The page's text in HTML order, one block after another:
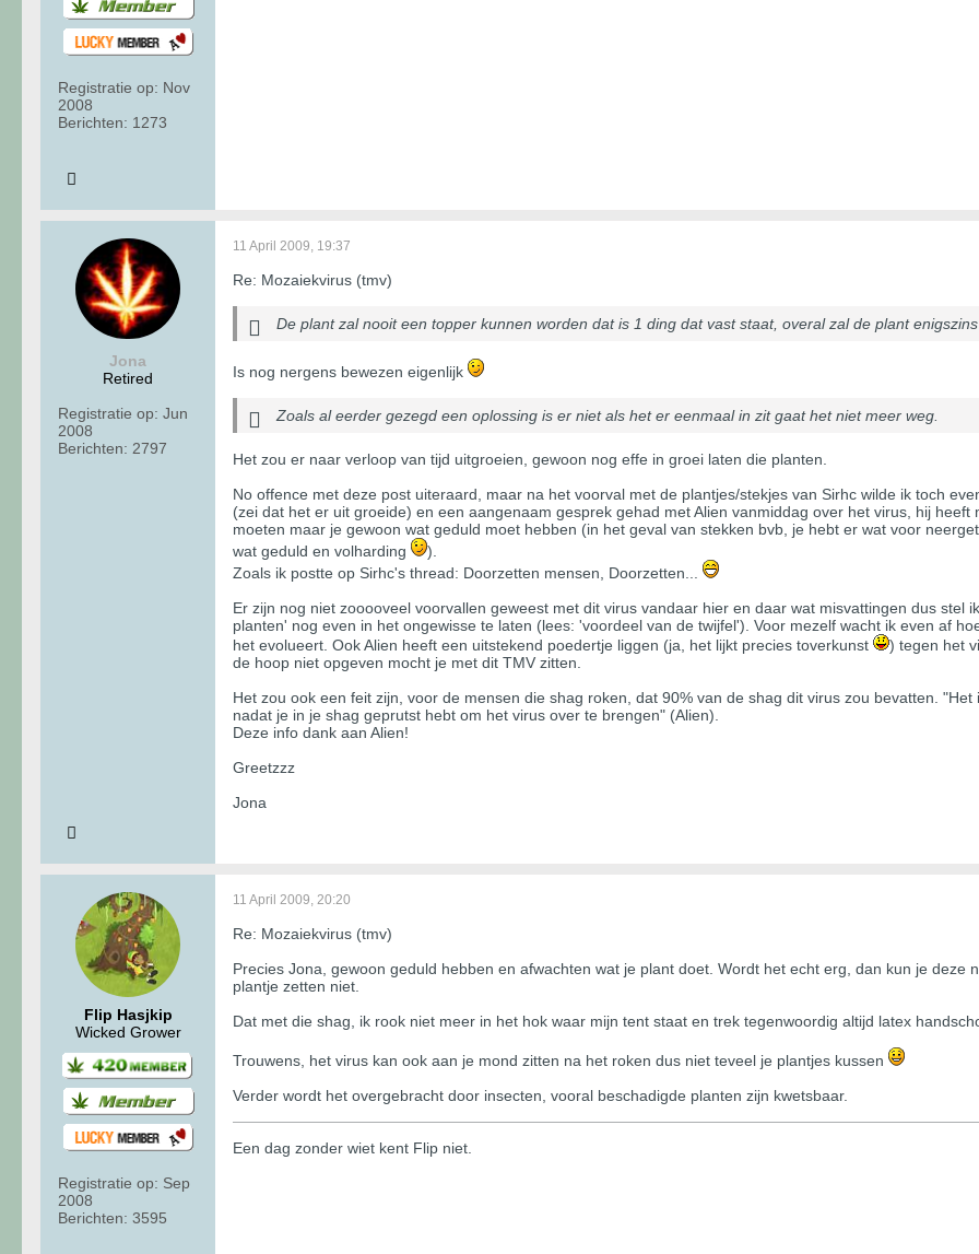
Registratie op: Nov
2008
Berichten: 1273
Jona
Retired
Registratie op: Jun
2008
Berichten: 2797
11 April 2009, 19:37
Re: Mozaiekvirus (tmv)
De plant zal nooit een topper kunnen worden dat is 1 ding dat vast staat, overal zal de plant
Is nog nergens bewezen eigenlijk
Zoals al eerder gezegd een oplossing is er niet als het er eenmaal in zit gaat het niet meer weg.
Het zou er naar verloop van tijd uitgroeien, gewoon nog effe in groei laten die planten.
No offence met deze post uiteraard, maar na het voorval met de plantjes/stekjes van Sirhc wilde ik toch
(zei dat het er uit groeide) en een aangenaam gesprek gehad met Alien vanmiddag over het virus, hij
moeten maar je gewoon wat geduld moet hebben (in het geval van stekken bvb, je hebt er wat voor
wat geduld en volharding
).
Zoals ik postte op Sirhc's thread: Doorzetten mensen, Doorzetten...
Er zijn nog niet zooooveel voorvallen geweest met dit virus vandaar hier en daar wat misvattingen dus stel
planten' nog even in het ongewisse te laten (lees: 'voordeel van de twijfel'). Voor mezelf wacht ik even af
het evolueert. Ook Alien heeft een uitstekend poedertje liggen (ja, het lijkt precies toverkunst
) tegen het
de hoop niet opgeven mocht je met dit TMV zitten.
Het zou ook een feit zijn, voor de mensen die shag roken, dat 90% van de shag dit virus zou bevatten.
nadat je in je shag geprutst hebt om het virus over te brengen" (Alien).
Deze info dank aan Alien!
Greetzzz
Jona
Flip Hasjkip
Wicked Grower
Registratie op: Sep
2008
Berichten: 3595
11 April 2009, 20:20
Re: Mozaiekvirus (tmv)
Precies Jona, gewoon geduld hebben en afwachten wat je plant doet. Wordt het echt erg, dan kun je deze
plantje zetten niet.
Dat met die shag, ik rook niet meer in het hok waar mijn tent staat en trek tegenwoordig altijd latex
Trouwens, het virus kan ook aan je mond zitten na het roken dus niet teveel je plantjes kussen
Verder wordt het overgebracht door insecten, vooral beschadigde planten zijn kwetsbaar.
Een dag zonder wiet kent Flip niet.